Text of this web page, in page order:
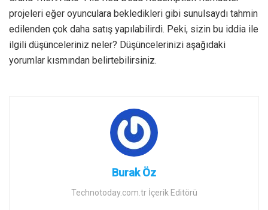
projeleri eğer oyunculara bekledikleri gibi sunulsaydı tahmin
edilenden çok daha satış yapılabilirdi. Peki, sizin bu iddia ile
ilgili düşünceleriniz neler? Düşüncelerinizi aşağıdaki
yorumlar kısmından belirtebilirsiniz.
Burak Öz
Technotoday.com.tr İçerik Editörü